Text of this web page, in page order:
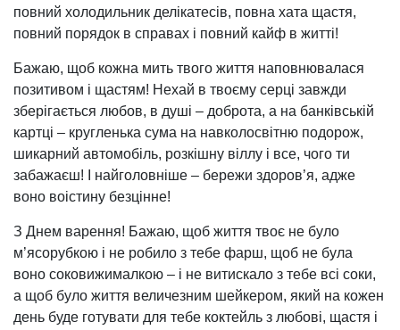
повний холодильник делікатесів, повна хата щастя,
повний порядок в справах і повний кайф в житті!
Бажаю, щоб кожна мить твого життя наповнювалася
позитивом і щастям! Нехай в твоєму серці завжди
зберігається любов, в душі – доброта, а на банківській
картці – кругленька сума на навколосвітню подорож,
шикарний автомобіль, розкішну віллу і все, чого ти
забажаєш! І найголовніше – бережи здоров’я, адже
воно воістину безцінне!
З Днем варення! Бажаю, щоб життя твоє не було
м’ясорубкою і не робило з тебе фарш, щоб не була
воно соковижималкою – і не витискало з тебе всі соки,
а щоб було життя величезним шейкером, який на кожен
день буде готувати для тебе коктейль з любові, щастя і